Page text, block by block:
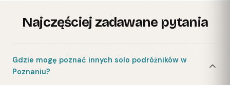
Najczęściej zadawane pytania
Gdzie mogę poznać innych solo podróżników w
Poznaniu?